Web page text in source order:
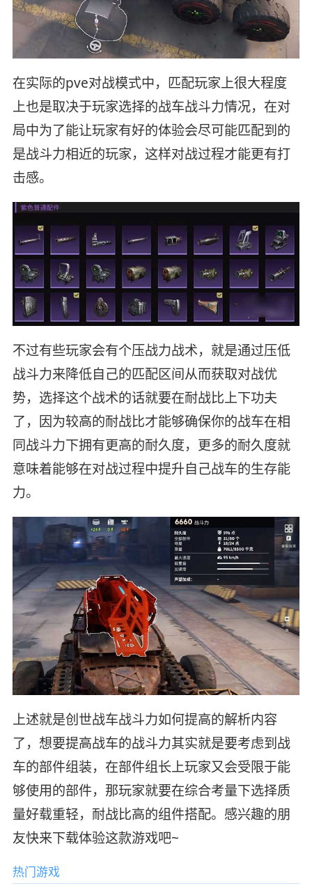
在实际的pve对战模式中，匹配玩家上很大程度
上也是取决于玩家选择的战车战斗力情况，在对
局中为了能让玩家有好的体验会尽可能匹配到的
是战斗力相近的玩家，这样对战过程才能更有打
击感。
不过有些玩家会有个压战力战术，就是通过压低
战斗力来降低自己的匹配区间从而获取对战优
势，选择这个战术的话就要在耐战比上下功夫
了，因为较高的耐战比才能够确保你的战车在相
同战斗力下拥有更高的耐久度，更多的耐久度就
意味着能够在对战过程中提升自己战车的生存能
力。
上述就是创世战车战斗力如何提高的解析内容
了，想要提高战车的战斗力其实就是要考虑到战
车的部件组装，在部件组长上玩家又会受限于能
够使用的部件，那玩家就要在综合考量下选择质
量好载重轻，耐战比高的组件搭配。感兴趣的朋
友快来下载体验这款游戏吧~
热门游戏